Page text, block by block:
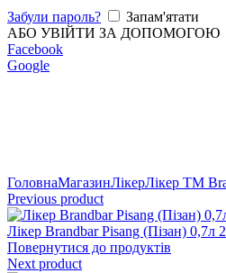
Забули пароль?
Запам'ятати
АБО УВІЙТИ ЗА ДОПОМОГОЮ
Facebook
Google
ГоловнаМагазинЛікерЛікер ТМ
Previous product
Лікер Brandbar Pisang (Пізан) 0,7л
Повернутися до продуктів
Next product